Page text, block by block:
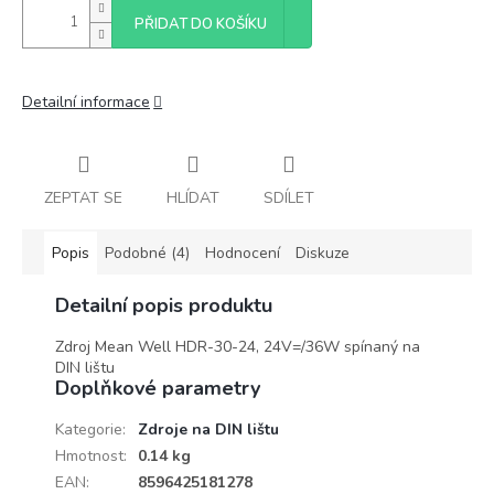
PŘIDAT DO KOŠÍKU
Detailní informace
ZEPTAT SE HLÍDAT SDÍLET
Popis Podobné (4) Hodnocení Diskuze
Detailní popis produktu
Zdroj Mean Well HDR-30-24, 24V=/36W spínaný na
DIN lištu
Doplňkové parametry
Kategorie:
Zdroje na DIN lištu
Hmotnost:
0.14 kg
EAN: 8596425181278